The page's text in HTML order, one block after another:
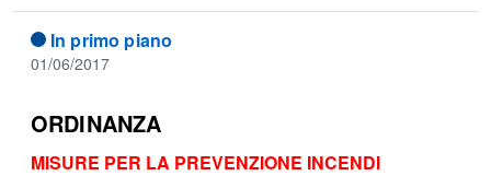
In primo piano
01/06/2017
ORDINANZA
MISURE PER LA PREVENZIONE INCENDI